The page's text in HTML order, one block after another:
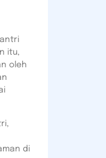
itu,
oleh
di